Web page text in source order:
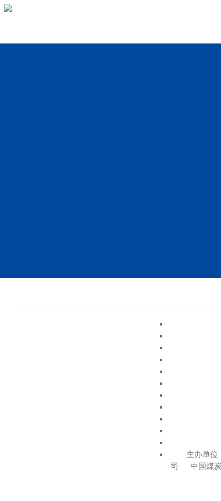
主办单位
司 中国煤